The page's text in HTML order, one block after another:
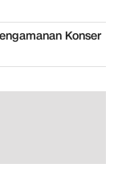
Konser